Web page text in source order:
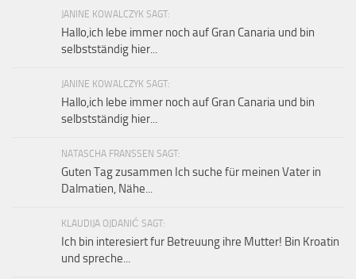
JANINE KOWALCZYK SAGT:
Hallo,ich lebe immer noch auf Gran Canaria und bin
selbstständig hier...
JANINE KOWALCZYK SAGT:
Hallo,ich lebe immer noch auf Gran Canaria und bin
selbstständig hier...
NATASCHA FRANSSEN SAGT:
Guten Tag zusammen Ich suche für meinen Vater in
Dalmatien, Nähe...
KLAUDIJA OJDANIĆ SAGT:
Ich bin interesiert fur Betreuung ihre Mutter! Bin Kroatin
und spreche...